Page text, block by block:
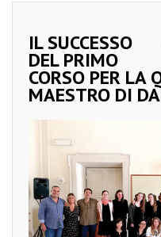
IL SUCCESSO
DEL PRIMO
CORSO PER LA
MAESTRO DI